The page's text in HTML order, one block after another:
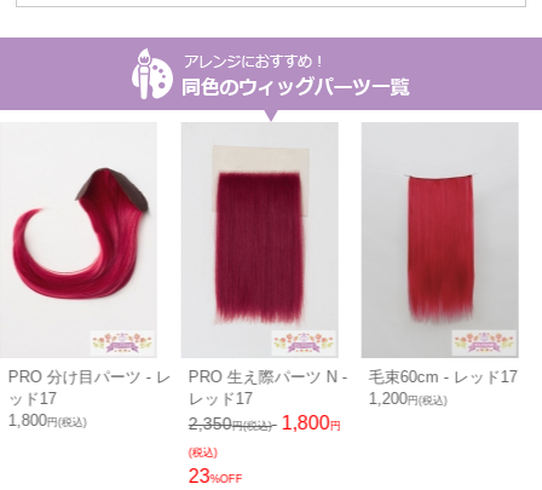
PRO 生え際パーツ N -
レッド17
2,350円(税込)
毛束60cm - レッド17
1,200
円(税込)
毛束100cm - レッド17
1,400円(税込)